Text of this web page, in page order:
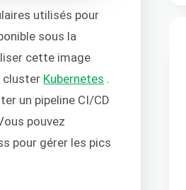
utilisés pour
sous la
cette image
cluster Kubernetes .
un pipeline CI/CD
pouvez
pour gérer les pics